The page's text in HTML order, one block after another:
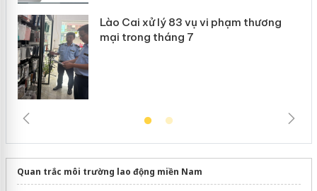
Lào Cai xử lý 83 vụ vi phạm thương
mại trong tháng 7
Quan trắc môi trường lao động miền Nam